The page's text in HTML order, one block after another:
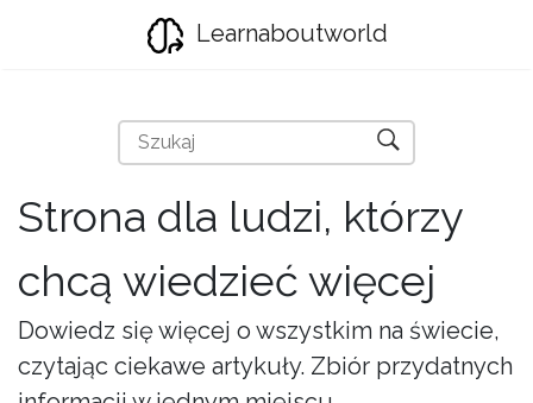
Learnaboutworld
Strona dla ludzi, którzy
chcą wiedzieć więcej
Dowiedz się więcej o wszystkim na świecie,
czytając ciekawe artykuły. Zbiór przydatnych